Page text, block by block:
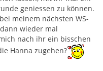
geniessen zu können.
meinem nächsten WS-
wieder mal
nach ihr ein bisschen
Hanna zugehen?